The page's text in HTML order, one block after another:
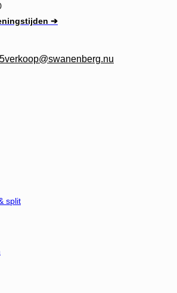
➔
verkoop@swanenberg.nu
split